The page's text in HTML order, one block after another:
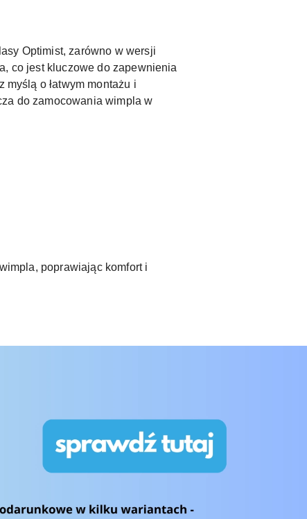
Optimist, zarówno w wersji
co jest kluczowe do zapewnienia
o łatwym montażu i
do zamocowania wimpla w
poprawiając komfort i